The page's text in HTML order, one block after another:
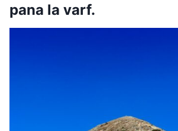
pana la varf.